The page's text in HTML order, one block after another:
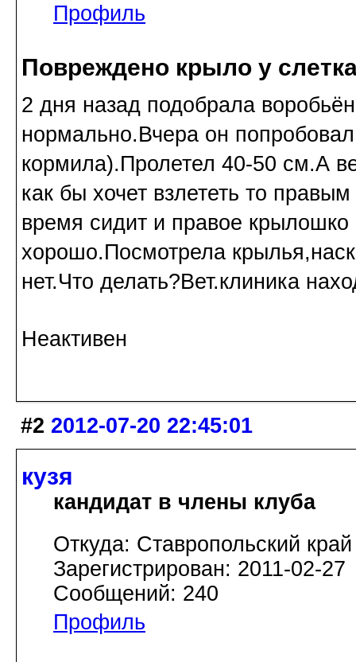
Профиль
Повреждено крыло у
2 дня назад подобрала
нормально.Вчера он попробовал
кормила).Пролетел 40-50 см.А
как бы хочет взлететь то
время сидит и правое
хорошо.Посмотрела
нет.Что делать?Вет.клиника
Неактивен
#2 2012-07-20 22:45:01
кузя
кандидат в члены клуба
Откуда: Ставропольский край
Зарегистрирован: 2011-02-27
Сообщений: 240
Профиль